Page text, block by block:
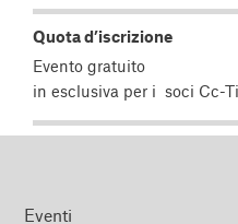
Quota d’iscrizione
Evento gratuito
in esclusiva per i soci Cc-Ti
Eventi